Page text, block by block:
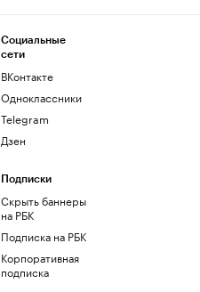
Социальные
сети
ВКонтакте
Одноклассники
Telegram
Дзен
Подписки
Скрыть баннеры
на РБК
Подписка на РБК
Корпоративная
подписка